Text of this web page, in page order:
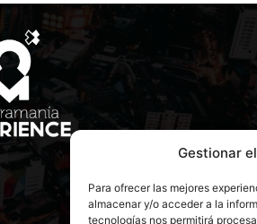
Gestionar
Para ofrecer las mejores
almacenar y/o acceder a la
tecnologías nos permitirá